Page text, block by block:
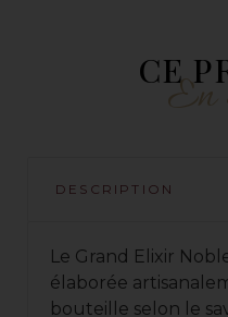
CEEn
DESCRIPTION
Le Grand Elixir
élaborée
bouteille selon le